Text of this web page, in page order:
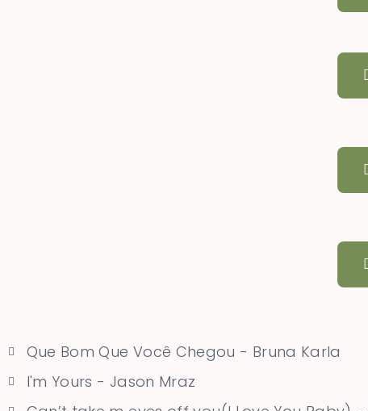
Que Bom Que Você Chegou - Bruna Karla
I'm Yours - Jason Mraz